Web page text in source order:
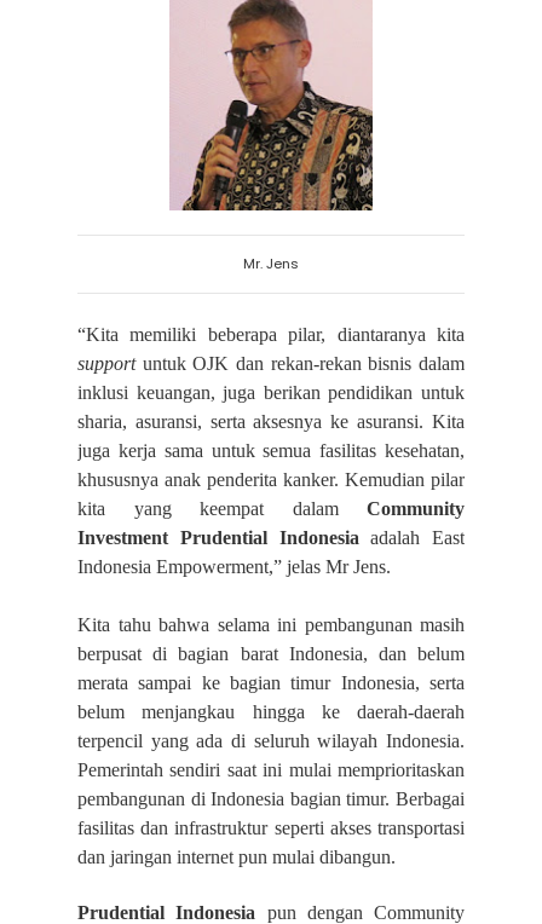
Mr. Jens
“Kita memiliki beberapa pilar, diantaranya kita
supportuntuk OJK dan rekan-rekan bisnis dalam
inklusi keuangan, juga berikan pendidikan untuk
sharia, asuransi, serta aksesnya ke asuransi. Kita
juga kerja sama untuk semua fasilitas kesehatan,
khususnya anak penderita kanker. Kemudian pilar
kita yang keempat dalam Community
Investment Prudential Indonesia adalah East
Indonesia Empowerment,” jelas Mr Jens.
Kita tahu bahwa selama ini pembangunan masih
berpusat di bagian barat Indonesia, dan belum
merata sampai ke bagian timur Indonesia, serta
belum menjangkau hingga ke daerah-daerah
terpencil yang ada di seluruh wilayah Indonesia.
Pemerintah sendiri saat ini mulai memprioritaskan
pembangunan di Indonesia bagian timur. Berbagai
fasilitas dan infrastruktur seperti akses transportasi
dan jaringan internet pun mulai dibangun.
Prudential Indonesia pun dengan Community